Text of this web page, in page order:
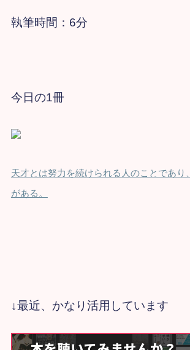
執筆時間：6分
今日の1冊
天才とは努力を続けられる人のことであり
がある。
↓最近、かなり活用しています